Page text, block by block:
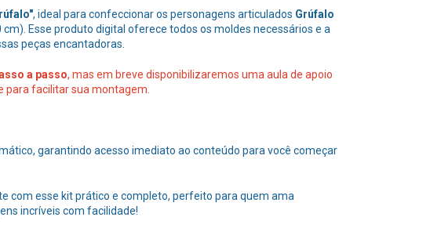
, ideal para confeccionar os personagens articulados Grúfalo
cm). Esse produto digital oferece todos os moldes necessários e a
peças encantadoras.
a passo, mas em breve disponibilizaremos uma aula de apoio
para facilitar sua montagem.
garantindo acesso imediato ao conteúdo para você começar
com esse kit prático e completo, perfeito para quem ama
incríveis com facilidade!